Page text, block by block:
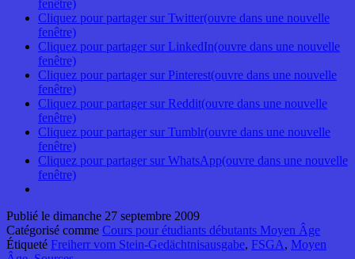
fenêtre)
Cliquez pour partager sur Twitter(ouvre dans une nouvelle
fenêtre)
Cliquez pour partager sur LinkedIn(ouvre dans une nouvelle
fenêtre)
Cliquez pour partager sur Pinterest(ouvre dans une nouvelle
fenêtre)
Cliquez pour partager sur Reddit(ouvre dans une nouvelle
fenêtre)
Cliquez pour partager sur Tumblr(ouvre dans une nouvelle
fenêtre)
Cliquez pour partager sur WhatsApp(ouvre dans une nouvelle
fenêtre)
Publié le dimanche 27 septembre 2009
Catégorisé comme Cours pour étudiants débutants Moyen Âge
Étiqueté Freiherr vom Stein-Gedächtnisausgabe, FSGA, Moyen